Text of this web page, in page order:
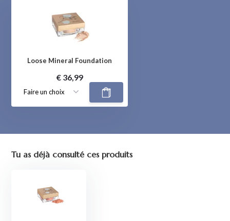
Loose Mineral Foundation
€ 36,99
Tu as déjà consulté ces produits